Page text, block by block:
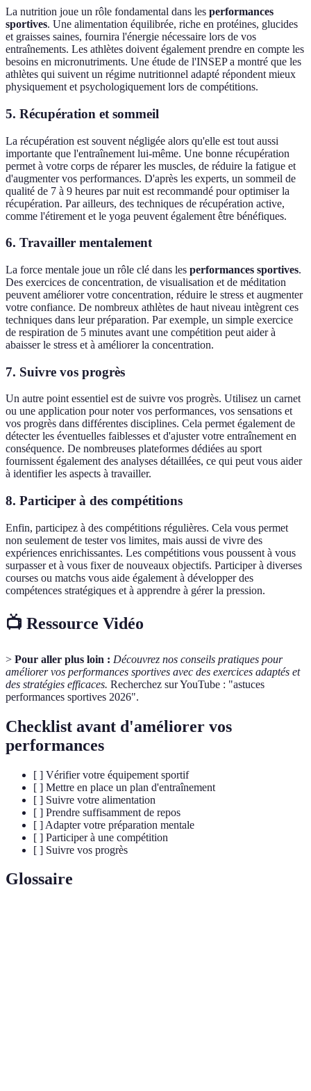
La nutrition joue un rôle fondamental dans les performances
sportives. Une alimentation équilibrée, riche en protéines, glucides
et graisses saines, fournira l'énergie nécessaire lors de vos
entraînements. Les athlètes doivent également prendre en compte les
besoins en micronutriments. Une étude de l'INSEP a montré que les
athlètes qui suivent un régime nutritionnel adapté répondent mieux
physiquement et psychologiquement lors de compétitions.
5. Récupération et sommeil
La récupération est souvent négligée alors qu'elle est tout aussi
importante que l'entraînement lui-même. Une bonne récupération
permet à votre corps de réparer les muscles, de réduire la fatigue et
d'augmenter vos performances. D'après les experts, un sommeil de
qualité de 7 à 9 heures par nuit est recommandé pour optimiser la
récupération. Par ailleurs, des techniques de récupération active,
comme l'étirement et le yoga peuvent également être bénéfiques.
6. Travailler mentalement
La force mentale joue un rôle clé dans les performances sportives.
Des exercices de concentration, de visualisation et de méditation
peuvent améliorer votre concentration, réduire le stress et augmenter
votre confiance. De nombreux athlètes de haut niveau intègrent ces
techniques dans leur préparation. Par exemple, un simple exercice
de respiration de 5 minutes avant une compétition peut aider à
abaisser le stress et à améliorer la concentration.
7. Suivre vos progrès
Un autre point essentiel est de suivre vos progrès. Utilisez un carnet
ou une application pour noter vos performances, vos sensations et
vos progrès dans différentes disciplines. Cela permet également de
détecter les éventuelles faiblesses et d'ajuster votre entraînement en
conséquence. De nombreuses plateformes dédiées au sport
fournissent également des analyses détaillées, ce qui peut vous aider
à identifier les aspects à travailler.
8. Participer à des compétitions
Enfin, participez à des compétitions régulières. Cela vous permet
non seulement de tester vos limites, mais aussi de vivre des
expériences enrichissantes. Les compétitions vous poussent à vous
surpasser et à vous fixer de nouveaux objectifs. Participer à diverses
courses ou matchs vous aide également à développer des
compétences stratégiques et à apprendre à gérer la pression.
📺 Ressource Vidéo
> Pour aller plus loin : Découvrez nos conseils pratiques pour
améliorer vos performances sportives avec des exercices adaptés et
des stratégies efficaces. Recherchez sur YouTube : "astuces
performances sportives 2026".
Checklist avant d'améliorer vos
performances
[ ] Vérifier votre équipement sportif
[ ] Mettre en place un plan d'entraînement
[ ] Suivre votre alimentation
[ ] Prendre suffisamment de repos
[ ] Adapter votre préparation mentale
[ ] Participer à une compétition
[ ] Suivre vos progrès
Glossaire